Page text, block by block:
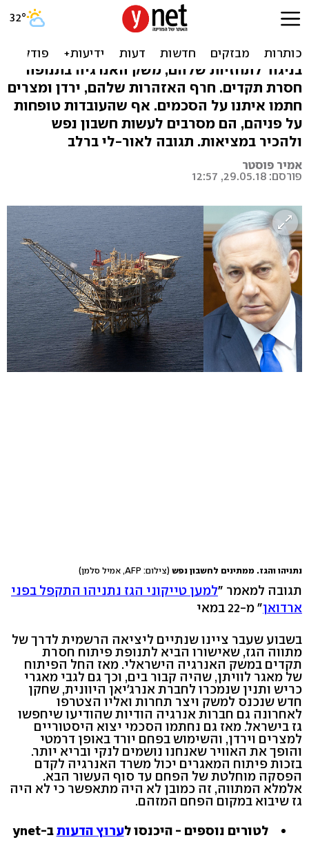
כשמתנגדי מתווה הגז לא
מקבלים את המציאות
בניגוד לתחזיות שלהם, משק האנרגיה בתנופה
חסרת תקדים. חרף האזהרות שלהם, ירדן ומצרים
חתמו איתנו על הסכמים. אף שהעובדות טופחות
על פניהם, הם מסרבים לעשות חשבון נפש
ולהכיר במציאות. תגובה לאור-לי ברלב
אמיר פוסטר
פורסם: 29.05.18, 12:57
נתניהו והגז. ממתינים לחשבון נפש (צילום: AFP, אמיל סלמן)
תגובה למאמר "למען טייקוני הגז נתניהו התקפל בפני
ארדואן" מ-22 במאי
בשבוע שעבר ציינו שנתיים ליציאה הרשמית לדרך של
מתווה הגז, שאישורו הביא לתנופת פיתוח חסרת
תקדים במשק האנרגיה הישראלי. מאז החל הפיתוח
של מאגר לוויתן, שהיה קבור בים, וכך גם לגבי מאגרי
כריש ותנין שנמכרו לחברת אנרג'יאן היוונית, שחקן
חדש שנכנס למשק ויצר תחרות ואליו הצטרפו
לאחרונה גם חברות אנרגיה הודיות שהודיעו שיחפשו
גז בישראל. מאז גם נחתמו הסכמי יצוא היסטוריים
למצרים וירדן, והשימוש בפחם יורד באופן דרמטי
והופך את האוויר שאנחנו נושמים לנקי ובריא יותר.
בזכות פיתוח המאגרים יכול משרד האנרגיה לקדם
הפסקה מוחלטת של הפחם עד סוף העשור הבא.
אלמלא המתווה, זה כמובן לא היה מתאפשר כי לא היה
גז שיבוא במקום הפחם המזהם.
לטורים נוספים - היכנסו לערוץ הדעותב-ynet